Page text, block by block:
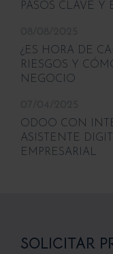
PASOS CLAVE Y
¿ES HORA DE
RIESGOS Y
NEGOCIO
ODOO CON
ASISTENTE
EMPRESARIAL
SOLICITAR